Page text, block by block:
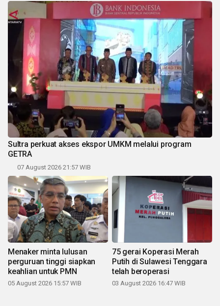
Sultra perkuat akses ekspor UMKM melalui program
GETRA
07 August 2026 21:57 WIB
Menaker minta lulusan
perguruan tinggi siapkan
keahlian untuk PMN
05 August 2026 15:57 WIB
75 gerai Koperasi Merah
Putih di Sulawesi Tenggara
telah beroperasi
03 August 2026 16:47 WIB